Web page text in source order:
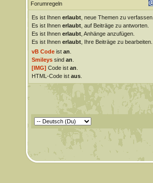
Forumregeln
Es ist Ihnen erlaubt, neue Themen zu verfassen.
Es ist Ihnen erlaubt, auf Beiträge zu antworten.
Es ist Ihnen erlaubt, Anhänge anzufügen.
Es ist Ihnen erlaubt, Ihre Beiträge zu bearbeiten.
vB Codeist an
Smileyssind an
[IMG] Code ist an
HTML-Code ist aus.